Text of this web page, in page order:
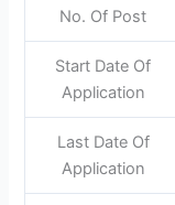
No. Of Post
Start Date Of
Application
Last Date Of
Application